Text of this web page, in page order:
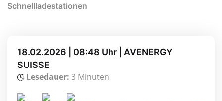
Schnellladestationen
18.02.2026 | 08:48 Uhr | AVENERGY
SUISSE
Lesedauer: 3 Minuten